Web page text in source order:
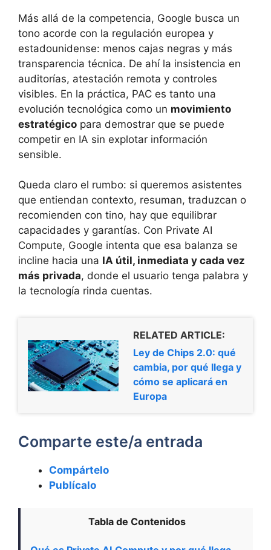
Más allá de la competencia, Google busca un
tono acorde con la regulación europea y
estadounidense: menos cajas negras y más
transparencia técnica. De ahí la insistencia en
auditorías, atestación remota y controles
visibles. En la práctica, PAC es tanto una
evolución tecnológica como un movimiento
estratégico para demostrar que se puede
competir en IA sin explotar información
sensible.
Queda claro el rumbo: si queremos asistentes
que entiendan contexto, resuman, traduzcan o
recomienden con tino, hay que equilibrar
capacidades y garantías. Con Private AI
Compute, Google intenta que esa balanza se
incline hacia una IA útil, inmediata y cada vez
más privada, donde el usuario tenga palabra y
la tecnología rinda cuentas.
RELATED ARTICLE:
Ley de Chips 2.0: qué
cambia, por qué llega y
cómo se aplicará en
Europa
Comparte este/a entrada
Compártelo
Publícalo
Tabla de Contenidos